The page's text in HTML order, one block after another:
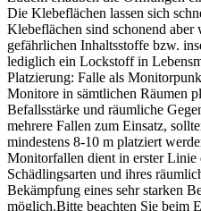
Die Klebeflächen lassen sich
Klebeflächen sind schonend
gefährlichen Inhaltsstoffe bzw.
lediglich ein Lockstoff in
Platzierung: Falle als
Monitore in sämtlichen Räumen
Befallsstärke und räumliche
mehrere Fallen zum Einsatz,
mindestens 8-10 m platziert
Monitorfallen dient in erster
Schädlingsarten und ihres
Bekämpfung eines sehr starken
möglich.Bitte beachten Sie beim